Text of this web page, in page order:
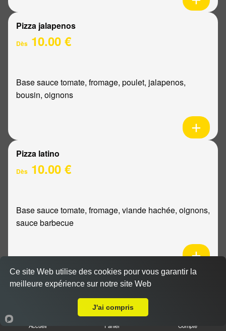
Pizza jalapenos
Dès 10.00 €
Base sauce tomate, fromage, poulet, jalapenos,
bousin, oignons
Pizza latino
Dès 10.00 €
Base sauce tomate, fromage, viande hachée, oignons,
sauce barbecue
Pizza mexicaine
Accueil Panier Compte
Ce site Web utilise des cookies pour vous garantir la
meilleure expérience sur notre site Web
J'ai compris